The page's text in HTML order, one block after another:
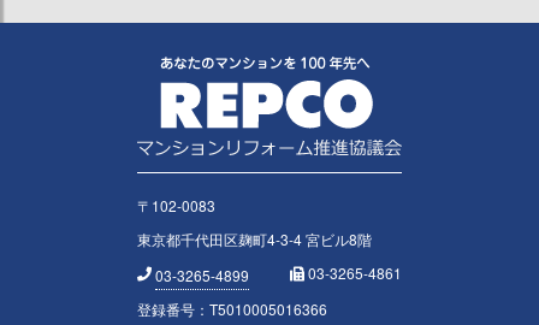
〒102-0083
東京都千代田区麹町4-3-4 宮ビル8階
03-3265-4899
03-3265-4861
登録番号：T5010005016366